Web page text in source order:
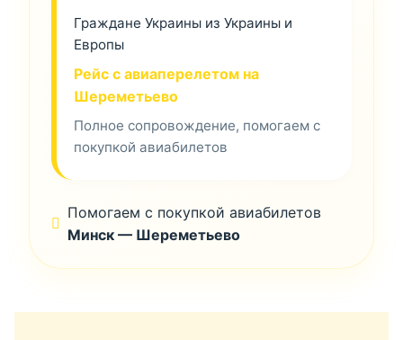
Граждане Украины из Украины и
Европы
Рейс с авиаперелетом на
Шереметьево
Полное сопровождение, помогаем с
покупкой авиабилетов
Помогаем с покупкой авиабилетов
Минск — Шереметьево